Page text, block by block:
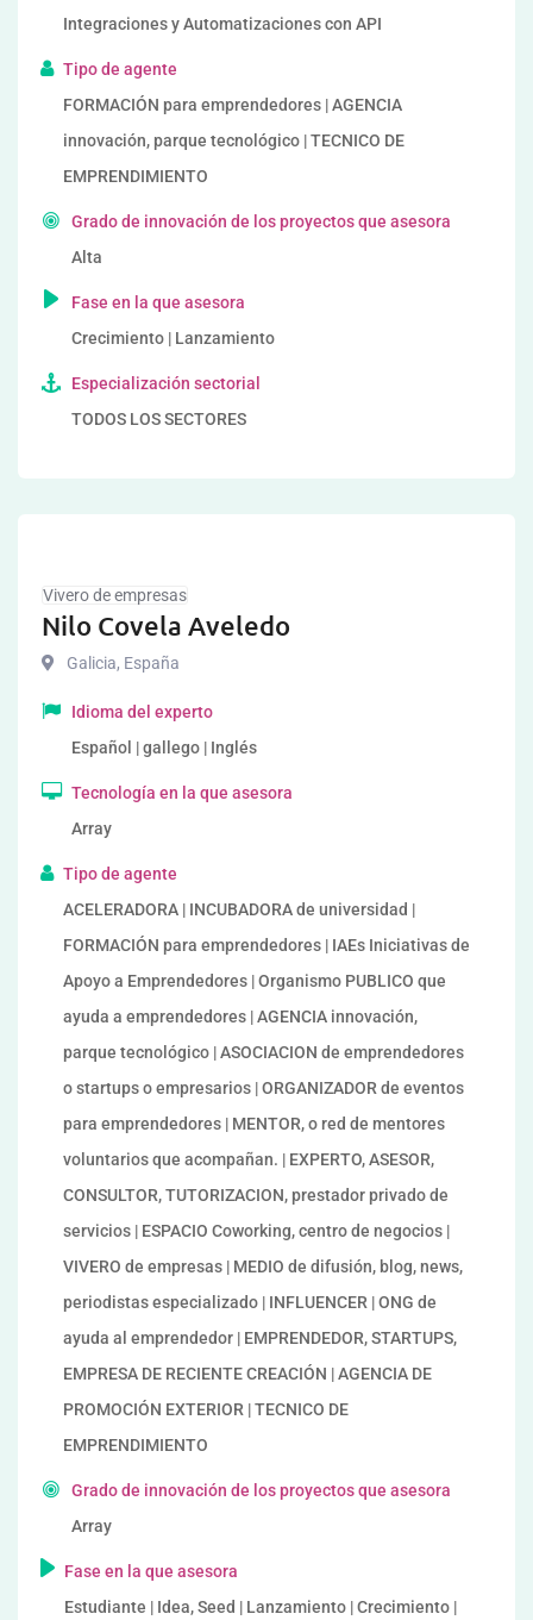
Integraciones y Automatizaciones con API
Tipo de agente
FORMACIÓN para emprendedores | AGENCIA
innovación, parque tecnológico | TECNICO DE
EMPRENDIMIENTO
Grado de innovación de los proyectos que asesora
Alta
Fase en la que asesora
Crecimiento | Lanzamiento
Especialización sectorial
TODOS LOS SECTORES
Vivero de empresas
Nilo Covela Aveledo
Galicia, España
Idioma del experto
Español | gallego | Inglés
Tecnología en la que asesora
Array
Tipo de agente
ACELERADORA | INCUBADORA de universidad |
FORMACIÓN para emprendedores | IAEs Iniciativas de
Apoyo a Emprendedores | Organismo PUBLICO que
ayuda a emprendedores | AGENCIA innovación,
parque tecnológico | ASOCIACION de emprendedores
o startups o empresarios | ORGANIZADOR de eventos
para emprendedores | MENTOR, o red de mentores
voluntarios que acompañan. | EXPERTO, ASESOR,
CONSULTOR, TUTORIZACION, prestador privado de
servicios | ESPACIO Coworking, centro de negocios |
VIVERO de empresas | MEDIO de difusión, blog, news,
periodistas especializado | INFLUENCER | ONG de
ayuda al emprendedor | EMPRENDEDOR, STARTUPS,
EMPRESA DE RECIENTE CREACIÓN | AGENCIA DE
PROMOCIÓN EXTERIOR | TECNICO DE
EMPRENDIMIENTO
Grado de innovación de los proyectos que asesora
Array
Fase en la que asesora
Estudiante | Idea, Seed | Lanzamiento | Crecimiento |